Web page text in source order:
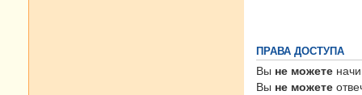
ПРАВА ДОСТУПА
Вы не можете
Вы не можете